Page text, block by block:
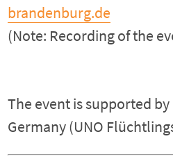
brandenburg.de
(Note: Recording of the
The event is supported by
Germany (UNO